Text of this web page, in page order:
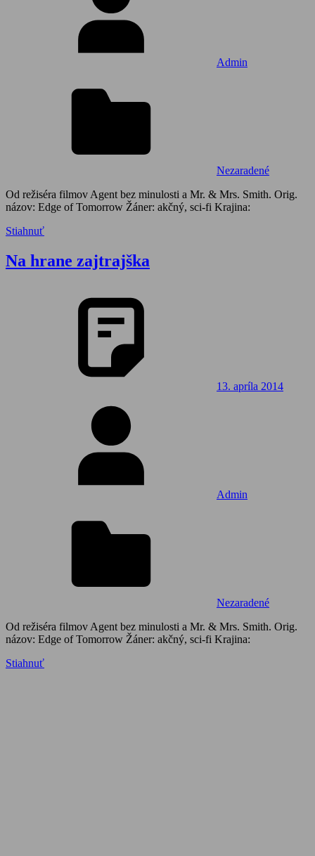
Admin
Nezaradené
Od režiséra filmov Agent bez minulosti a Mr. & Mrs. Smith. Orig.
názov: Edge of Tomorrow Žáner: akčný, sci-fi Krajina:
Stiahnuť
Na hrane zajtrajška
13. apríla 2014
Admin
Nezaradené
Od režiséra filmov Agent bez minulosti a Mr. & Mrs. Smith. Orig.
názov: Edge of Tomorrow Žáner: akčný, sci-fi Krajina:
Stiahnuť